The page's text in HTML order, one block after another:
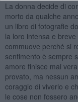
La donna decide di
morto da qualche
un libro di fotografie
la loro intensa e
commuove perché si
sentimento è sempre
amore finisce mai
provato, ma nessun
coraggio di viverlo e
le cose non fossero